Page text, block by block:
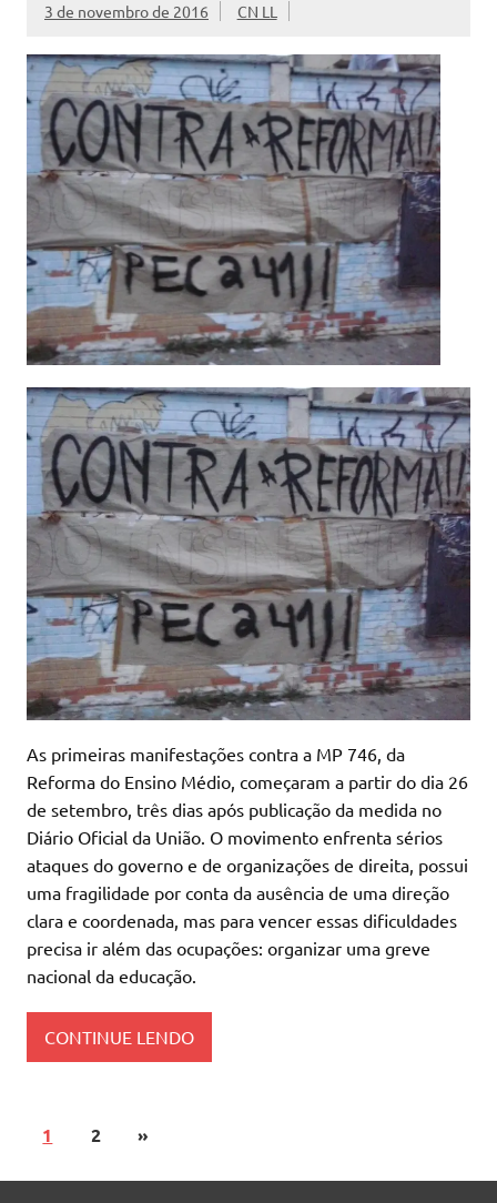
3 de novembro de 2016 CN LL
As primeiras manifestações contra a MP 746, da
Reforma do Ensino Médio, começaram a partir do dia 26
de setembro, três dias após publicação da medida no
Diário Oficial da União. O movimento enfrenta sérios
ataques do governo e de organizações de direita, possui
uma fragilidade por conta da ausência de uma direção
clara e coordenada, mas para vencer essas dificuldades
precisa ir além das ocupações: organizar uma greve
nacional da educação.
CONTINUE LENDO
1 2 »